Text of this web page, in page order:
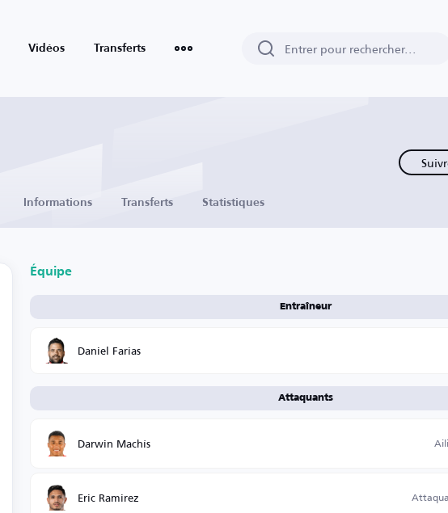
Vidéos Transferts
Informations Transferts Statistiques
Équipe
Entraîneur
Daniel Farias
Attaquants
Darwin Machís
Eric Ramirez